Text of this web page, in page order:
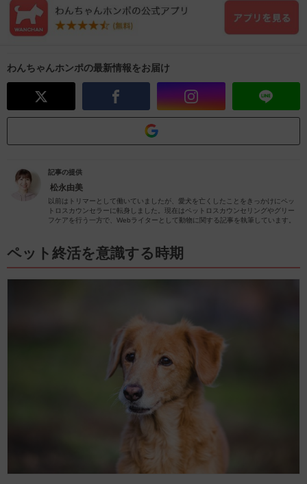
わんちゃんホンポの最新情報をお届け
記事の提供
松永由美
以前はトリマーとして働いていましたが、愛犬を亡くしたことをきっかけにペッ
トロスカウンセラーに転身しました。現在はペットロスカウンセリングやグリー
フケアを行う一方で、Webライターとして動物に関する記事を執筆しています。
ペット終活を意識する時期